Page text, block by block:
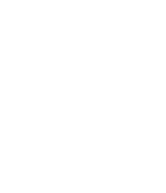
aviso.
de
este